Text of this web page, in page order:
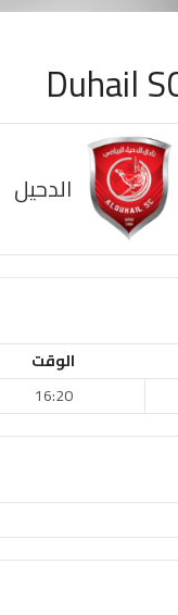
Duhail
الدحيل
الوقت
16:20